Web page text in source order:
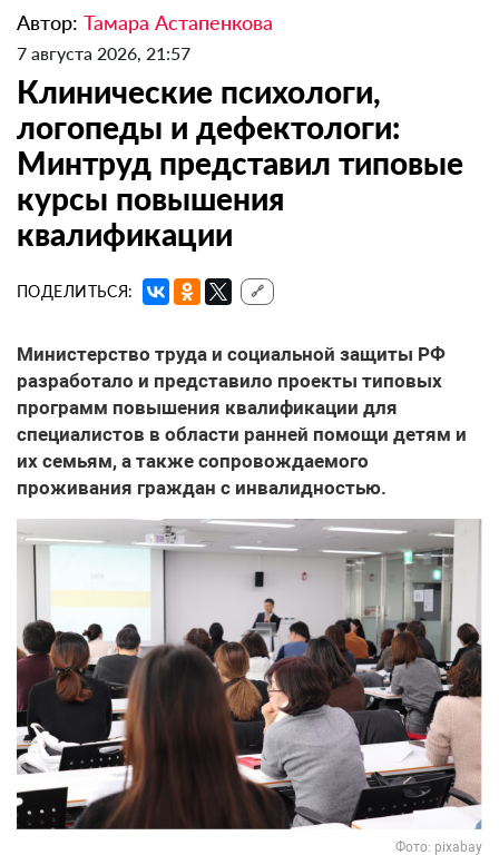
Автор: Тамара Астапенкова
7 августа 2026, 21:57
Клинические психологи,
логопеды и дефектологи:
Минтруд представил типовые
курсы повышения
квалификации
ПОДЕЛИТЬСЯ: 🔗
Министерство труда и социальной защиты РФ
разработало и представило проекты типовых
программ повышения квалификации для
специалистов в области ранней помощи детям и
их семьям, а также сопровождаемого
проживания граждан с инвалидностью.
Фото: pixabay